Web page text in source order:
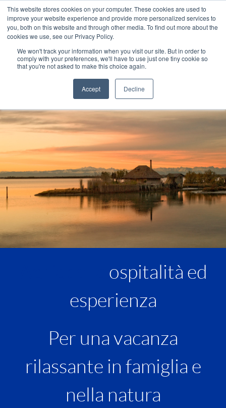
This website stores cookies on your computer. These cookies are used to
improve your website experience and provide more personalized services to
you, both on this website and through other media. To find out more about the
cookies we use, see our Privacy Policy.
We won't track your information when you visit our site. But in order to
comply with your preferences, we'll have to use just one tiny cookie so
that you're not asked to make this choice again.
Accept Decline
Salta
contenuto
Info e prenotazioni +39.0421.66171 |
info@adriabella.com
Adriabella
Iniziative Offerte
Shop
Blog Italiano
ospitalità ed
esperienza
Per una vacanza
rilassante in famiglia e
nella natura